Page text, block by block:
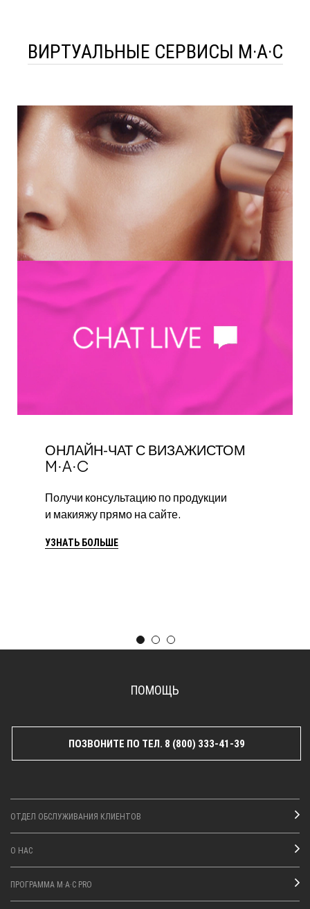
ВИРТУАЛЬНЫЕ СЕРВИСЫ M·A·C
ОНЛАЙН-ЧАТ С ВИЗАЖИСТОМ
M·A·C
Получи консультацию по продукции
и макияжу прямо на сайте.
УЗНАТЬ БОЛЬШЕ
ПОМОЩЬ
ПОЗВОНИТЕ ПО ТЕЛ. 8 (800) 333-41-39
ОТДЕЛ ОБСЛУЖИВАНИЯ КЛИЕНТОВ
О НАС
ПРОГРАММА M·A·C PRO